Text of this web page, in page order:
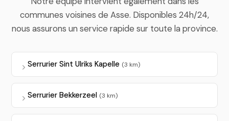
communes voisines de Asse. Disponibles 24h/24,
nous assurons un service rapide sur toute la province.
Serrurier Sint Ulriks Kapelle (3 km)
Serrurier Bekkerzeel (3 km)